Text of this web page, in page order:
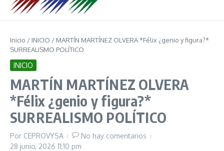
Inicio / INICIO / MARTÍN MARTÍNEZ OLVERA *Félix ¿genio y figura?*
SURREALISMO POLÍTICO
INICIO
MARTÍN MARTÍNEZ OLVERA
*Félix ¿genio y figura?*
SURREALISMO POLÍTICO
Por CEPROVYSA
No hay comentarios
28 junio, 2026 11:10 pm